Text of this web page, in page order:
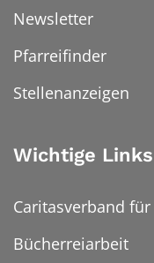
Newsletter
Pfarreifinder
Stellenanzeigen
Wichtige Links
Caritasverband
Bücherreiarbeit